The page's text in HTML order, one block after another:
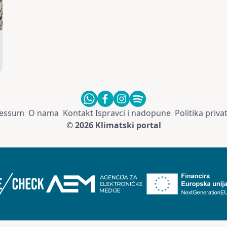
O nama KontaktIspravci i nadopune Politika
© 2026 Klimatski portal